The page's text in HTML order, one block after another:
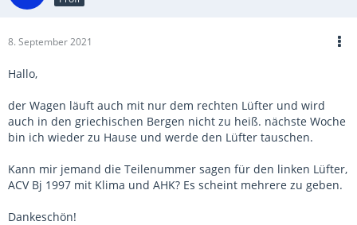
8. September 2021
Hallo,
der Wagen läuft auch mit nur dem rechten Lüfter und wird
auch in den griechischen Bergen nicht zu heiß. nächste Woche
bin ich wieder zu Hause und werde den Lüfter tauschen.
Kann mir jemand die Teilenummer sagen für den linken Lüfter,
ACV Bj 1997 mit Klima und AHK? Es scheint mehrere zu geben.
Dankeschön!